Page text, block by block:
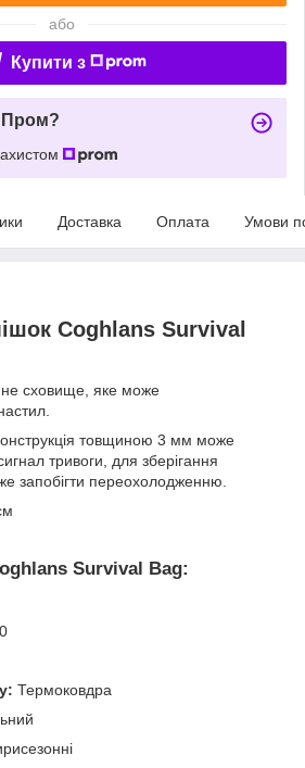
або
Купити з
Пром?
Доставка Оплата Умови
Coghlans Survival
сховище, яке може
товщиною 3 мм може
тривоги, для зберігання
запобігти переохолодженню.
Survival Bag:
Термоковдра